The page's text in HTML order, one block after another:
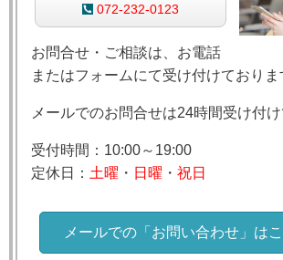
072-232-0123
お問合せ・ご相談は、お電話
またはフォームにて受け付けておりま
メールでのお問合せは24時間受け付け
受付時間：10:00～19:00
定休日： 土曜 ・ 日曜 ・ 祝日
メールでの「お問い合わせ」は